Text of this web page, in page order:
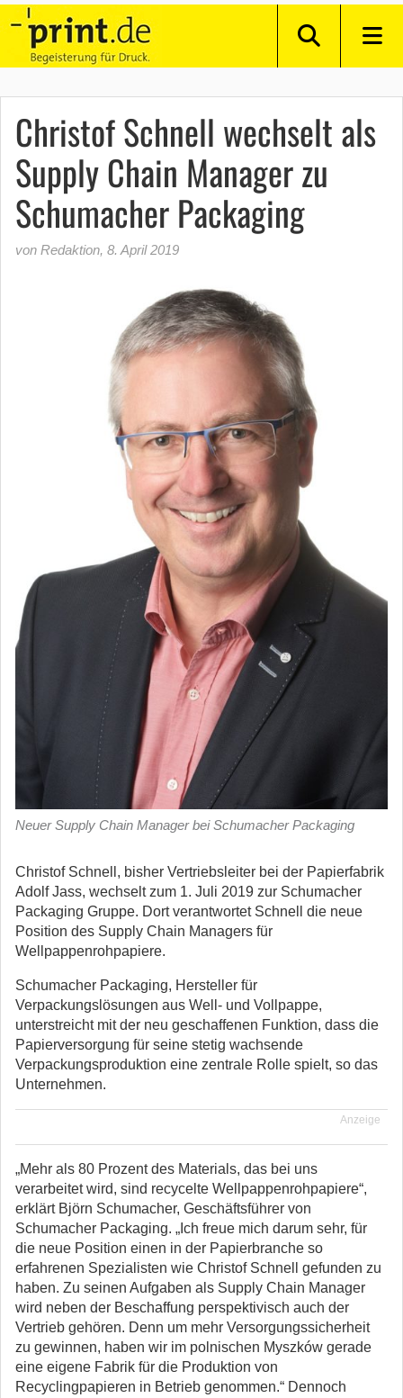
Christof Schnell wechselt als
Supply Chain Manager zu
Schumacher Packaging
von Redaktion, 8. April 2019
Neuer Supply Chain Manager bei Schumacher Packaging
Christof Schnell, bisher Vertriebsleiter bei der Papierfabrik
Adolf Jass, wechselt zum 1. Juli 2019 zur Schumacher
Packaging Gruppe. Dort verantwortet Schnell die neue
Position des Supply Chain Managers für
Wellpappenrohpapiere.
Schumacher Packaging, Hersteller für
Verpackungslösungen aus Well- und Vollpappe,
unterstreicht mit der neu geschaffenen Funktion, dass die
Papierversorgung für seine stetig wachsende
Verpackungsproduktion eine zentrale Rolle spielt, so das
Unternehmen.
Anzeige
„Mehr als 80 Prozent des Materials, das bei uns
verarbeitet wird, sind recycelte Wellpappenrohpapiere“,
erklärt Björn Schumacher, Geschäftsführer von
Schumacher Packaging. „Ich freue mich darum sehr, für
die neue Position einen in der Papierbranche so
erfahrenen Spezialisten wie Christof Schnell gefunden zu
haben. Zu seinen Aufgaben als Supply Chain Manager
wird neben der Beschaffung perspektivisch auch der
Vertrieb gehören. Denn um mehr Versorgungssicherheit
zu gewinnen, haben wir im polnischen Myszków gerade
eine eigene Fabrik für die Produktion von
Recyclingpapieren in Betrieb genommen.“ Dennoch